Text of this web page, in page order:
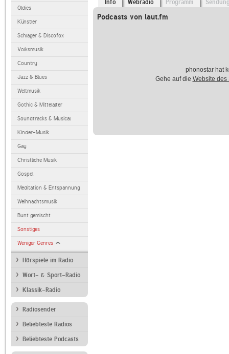
Oldies
Künstler
Schlager & Discofox
Volksmusik
Country
Jazz & Blues
Weltmusik
Gothic & Mittelalter
Soundtracks & Musical
Kinder-Musik
Gay
Christliche Musik
Gospel
Meditation & Entspannung
Weihnachtsmusik
Bunt gemischt
Sonstiges
Weniger Genres
Hörspiele im Radio
Wort- & Sport-Radio
Klassik-Radio
Radiosender
Beliebteste Radios
Beliebteste Podcasts
Info Webradio Programm
Podcasts von laut.fm
phonostar hat
Gehe auf die Website des